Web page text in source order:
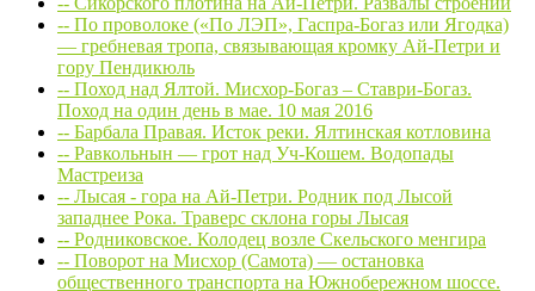
-- По проволоке («По ЛЭП», Гаспра-Богаз или Ягодка)
— гребневая тропа, связывающая кромку Ай-Петри и
гору Пендикюль
-- Поход над Ялтой. Мисхор-Богаз – Ставри-Богаз.
Поход на один день в мае. 10 мая 2016
-- Барбала Правая. Исток реки. Ялтинская котловина
-- Равкольнын — грот над Уч-Кошем. Водопады
Мастреиза
-- Лысая - гора на Ай-Петри. Родник под Лысой
западнее Рока. Траверс склона горы Лысая
-- Родниковское. Колодец возле Скельского менгира
-- Поворот на Мисхор (Самота) — остановка
общественного транспорта на Южнобережном шоссе.